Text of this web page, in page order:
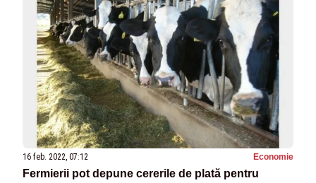
16 feb. 2022, 07:12 Economie
Fermierii pot depune cererile de plată pentru